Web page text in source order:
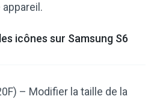
icônes sur Samsung S6
– Modifier la taille de la